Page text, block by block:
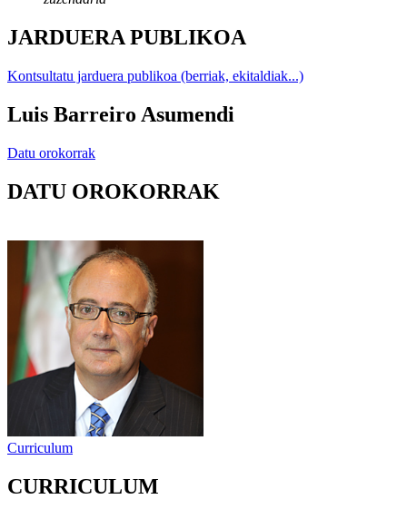
JARDUERA PUBLIKOA
Kontsultatu jarduera publikoa (berriak, ekitaldiak...)
Luis Barreiro Asumendi
Datu orokorrak
DATU OROKORRAK
Curriculum
CURRICULUM